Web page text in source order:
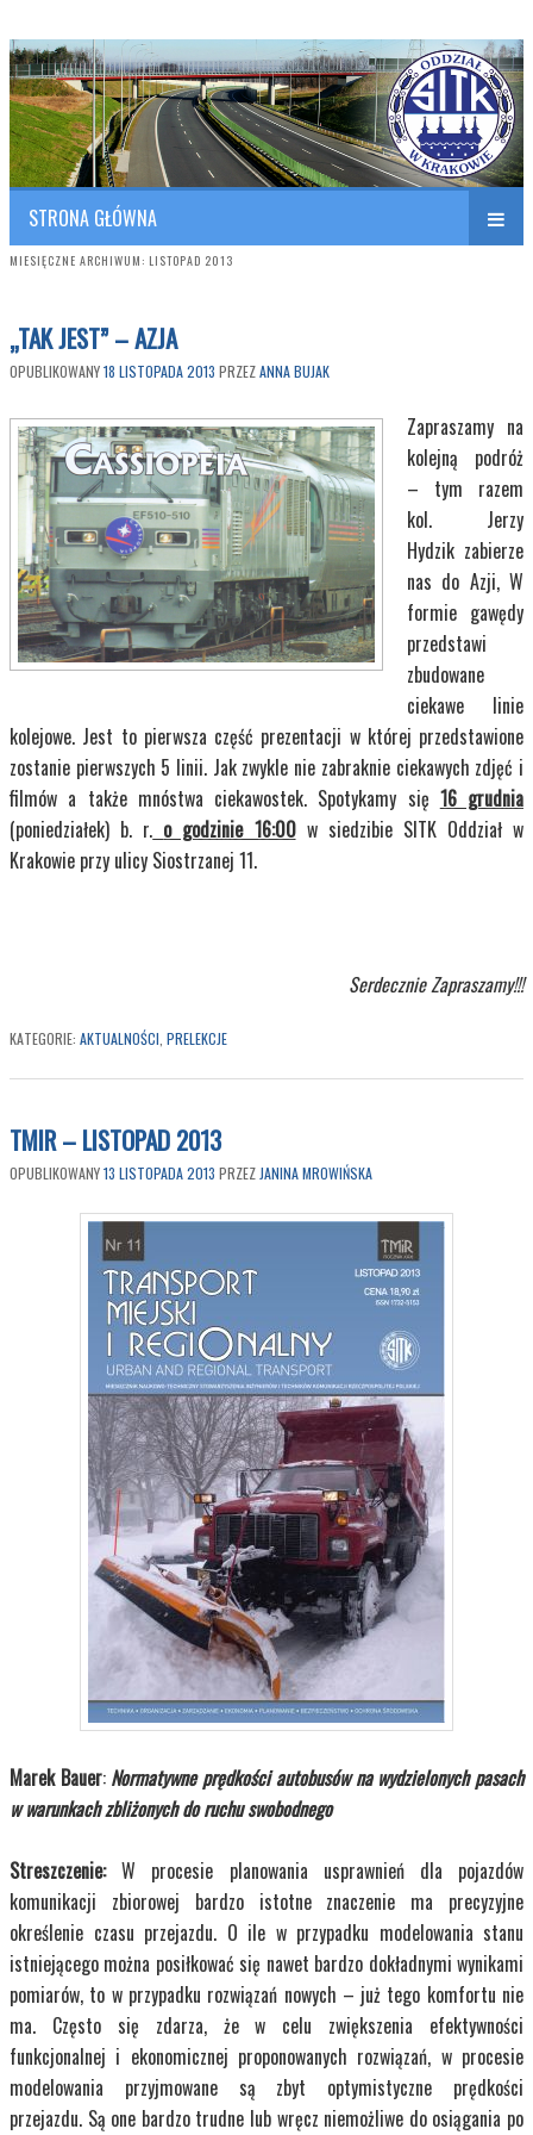
SITK RP Oddział w KRAKOWIE
Polish Association of Engineers & Technicians of Transportation
STRONA GŁÓWNA
MIESIĘCZNE ARCHIWUM: LISTOPAD 2013
„TAK JEST” – AZJA
OPUBLIKOWANY18 LISTOPADA 2013 PRZEZANNA BUJAK
Zapraszamy na
kolejną podróż
– tym razem
kol. Jerzy
Hydzik zabierze
nas do Azji, W
formie gawędy
przedstawi
zbudowane
ciekawe linie
kolejowe. Jest to pierwsza część prezentacji w której przedstawione
zostanie pierwszych 5 linii. Jak zwykle nie zabraknie ciekawych zdjęć i
filmów a także mnóstwa ciekawostek. Spotykamy się 16 grudnia
(poniedziałek) b. r. o godzinie 16:00w siedzibie SITK Oddział w
Krakowie przy ulicy Siostrzanej 11.
Serdecznie Zapraszamy!!!
KATEGORIE: AKTUALNOŚCI PRELEKCJE
TMIR – LISTOPAD 2013
OPUBLIKOWANY13 LISTOPADA 2013 PRZEZJANINA MROWIŃSKA
Marek Bauer: Normatywne prędkości autobusów na wydzielonych pasach
w warunkach zbliżonych do ruchu swobodnego
Streszczenie:W procesie planowania usprawnień dla pojazdów
komunikacji zbiorowej bardzo istotne znaczenie ma precyzyjne
określenie czasu przejazdu. O ile w przypadku modelowania stanu
istniejącego można posiłkować się nawet bardzo dokładnymi wynikami
pomiarów, to w przypadku rozwiązań nowych – już tego komfortu nie
ma. Często się zdarza, że w celu zwiększenia efektywności
funkcjonalnej i ekonomicznej proponowanych rozwiązań, w procesie
modelowania przyjmowane są zbyt optymistyczne prędkości
przejazdu. Są one bardzo trudne lub wręcz niemożliwe do osiągania po